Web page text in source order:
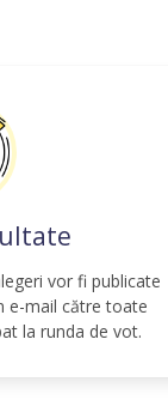
vor fi publicate
e-mail către toate
la runda de vot.